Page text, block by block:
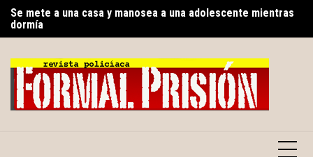
Skip
content
dormía
Como delincuente, ‘buscan’ a Layda Sansores en Madrid,
España